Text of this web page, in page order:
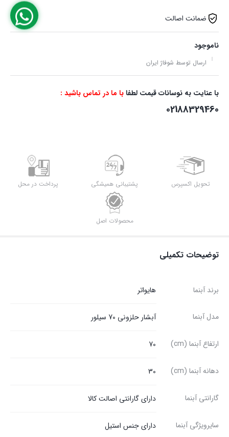
ضمانت اصالت
ناموجود
ارسال توسط شوفاژ ایران
با عنایت به نوسانات قیمت لطفا با ما در تماس باشید :
02188329460
تحویل اکسپرس پشتیبانی همیشگی پرداخت در محل
محصولات اصل
توضیحات تکمیلی
برند آبنما هایواتر
مدل آبنما آبشار حلزونی 70 سیلور
ارتفاع آبنما (cm) 70
دهانه آبنما (cm) 30
گارانتی آبنما دارای گارانتی اصالت کالا
سایرویژگی آبنما دارای جنس استیل